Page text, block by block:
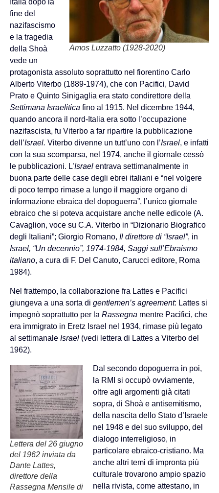
Amos Luzzatto (1928-2020)
Italia dopo la
fine del
nazifascismo
e la tragedia
della Shoà
vede un
protagonista assoluto soprattutto nel fiorentino Carlo
Alberto Viterbo (1889-1974), che con Pacifici, David
Prato e Quinto Sinigaglia era stato condirettore della
Settimana Israelitica fino al 1915. Nel dicembre 1944,
quando ancora il nord-Italia era sotto l’occupazione
nazifascista, fu Viterbo a far ripartire la pubblicazione
dell’Israel. Viterbo divenne un tutt’uno con l’Israel, e infatti
con la sua scomparsa, nel 1974, anche il giornale cessò
le pubblicazioni. L’Israel entrava settimanalmente in
buona parte delle case degli ebrei italiani e “nel volgere
di poco tempo rimase a lungo il maggiore organo di
informazione ebraica del dopoguerra”, l’unico giornale
ebraico che si poteva acquistare anche nelle edicole (A.
Cavaglion, voce su C.A. Viterbo in “Dizionario Biografico
degli Italiani”; Giorgio Romano, Il direttore di “Israel”, in
Israel, “Un decennio”, 1974-1984, Saggi sull’Ebraismo
italiano, a cura di F. Del Canuto, Carucci editore, Roma
1984).
Nel frattempo, la collaborazione fra Lattes e Pacifici
giungeva a una sorta di gentlemen’s agreement: Lattes si
impegnò soprattutto per la Rassegna mentre Pacifici, che
era immigrato in Eretz Israel nel 1934, rimase più legato
al settimanale Israel (vedi lettera di Lattes a Viterbo del
1962).
Lettera del 26 giugno
del 1962 inviata da
Dante Lattes,
direttore della
Rassegna Mensile di
Dal secondo dopoguerra in poi,
la RMI si occupò ovviamente,
oltre agli argomenti già citati
sopra, di Shoà e antisemitismo,
della nascita dello Stato d’Israele
nel 1948 e del suo sviluppo, del
dialogo interreligioso, in
particolare ebraico-cristiano. Ma
anche altri temi di impronta più
culturale trovarono ampio spazio
nella rivista, come attestano, in